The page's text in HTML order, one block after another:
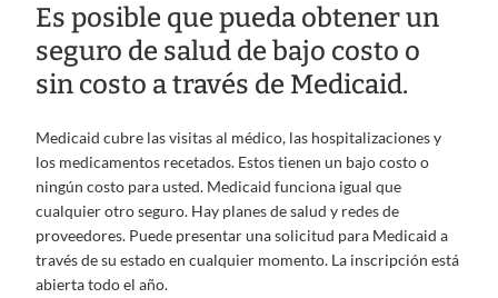
Es posible que pueda obtener un
seguro de salud de bajo costo o
sin costo a través de Medicaid.
Medicaid cubre las visitas al médico, las hospitalizaciones y
los medicamentos recetados. Estos tienen un bajo costo o
ningún costo para usted. Medicaid funciona igual que
cualquier otro seguro. Hay planes de salud y redes de
proveedores. Puede presentar una solicitud para Medicaid a
través de su estado en cualquier momento. La inscripción está
abierta todo el año.